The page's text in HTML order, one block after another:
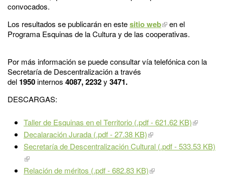
convocados.
Los resultados se publicarán en estesitio web
en el
Programa Esquinas de la Cultura y de las cooperativas.
Por más información se puede consultar vía telefónica con la
Secretaría de Descentralización a través
del 1950internos 4087,2232y 3471.
DESCARGAS:
Taller de Esquinas en el Territorio (.pdf - 621.62 KB)
Decalaración Jurada (.pdf - 27.38 KB)
Secretaría de Descentralización Cultural (.pdf - 533.53 KB)
Relación de méritos (.pdf - 682.83 KB)